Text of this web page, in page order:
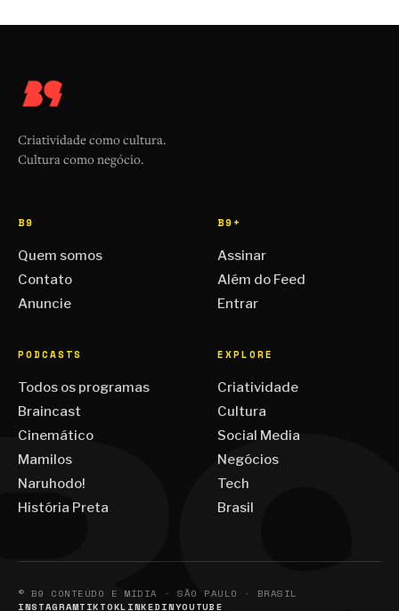
Criatividade como cultura.
Cultura como negócio.
B9
Quem somos
Contato
Anuncie
B9+
Assinar
Além do Feed
Entrar
PODCASTS
Todos os programas
Braincast
Cinemático
Mamilos
Naruhodo!
História Preta
EXPLORE
Criatividade
Cultura
Social Media
Negócios
Tech
Brasil
© B9 CONTEÚDO E MÍDIA · SÃO PAULO · BRASIL
INSTAGRAMTIKTOKLINKEDINYOUTUBE